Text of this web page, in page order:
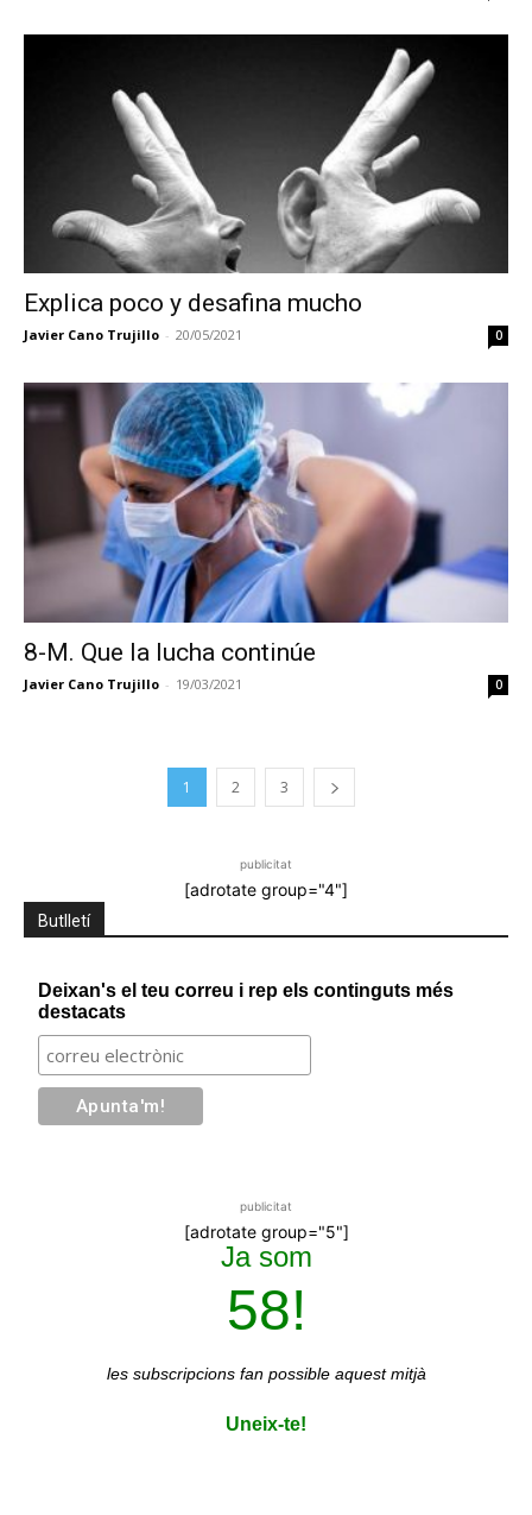
Explica poco y desafina mucho
Javier Cano Trujillo - 20/05/2021 0
8-M. Que la lucha continúe
Javier Cano Trujillo - 19/03/2021 0
1 2 3
publicitat
[adrotate group="4"]
Butlletí
Deixan's el teu correu i rep els continguts més
destacats
publicitat
[adrotate group="5"]
Ja som
58!
les subscripcions fan possible aquest mitjà
Uneix-te!